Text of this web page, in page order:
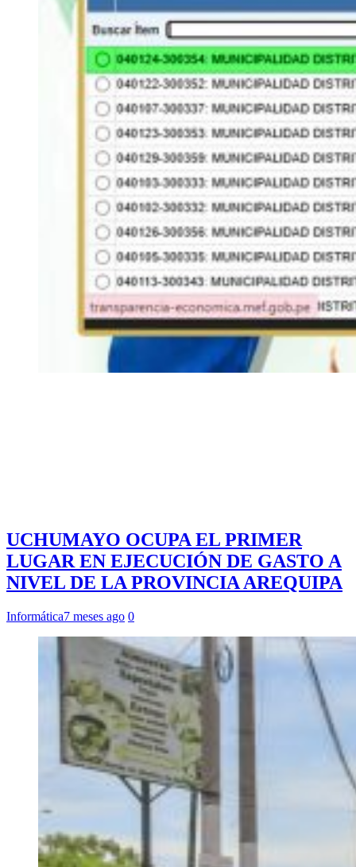
UCHUMAYO OCUPA EL PRIMER
LUGAR EN EJECUCIÓN DE GASTO A
NIVEL DE LA PROVINCIA AREQUIPA
Informática7 meses ago 0